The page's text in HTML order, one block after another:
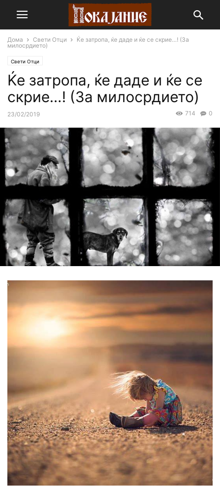
Дома Свети Отци
Ќе затропа, ќе даде и ќе се скрие…! (За
милосрдието)
Свети Отци
Ќе затропа, ќе даде и ќе се
скрие…! (За милосрдието)
23/02/2019 0
714